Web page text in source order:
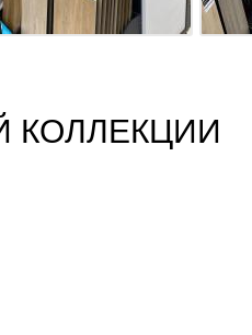
КОЛЛЕКЦИИ